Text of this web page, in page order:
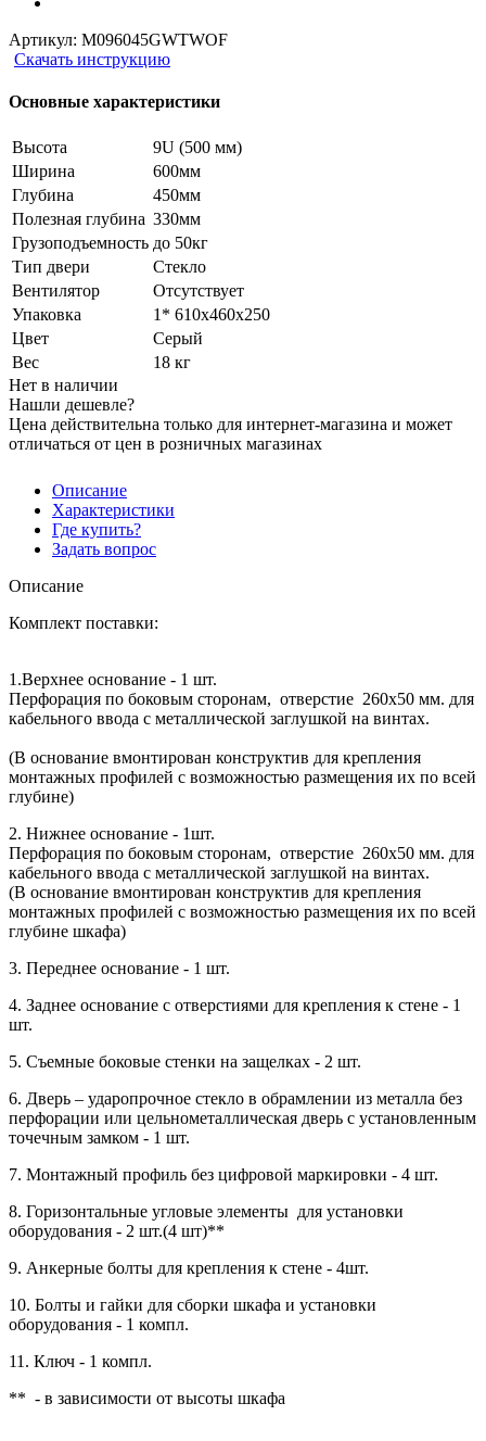
Артикул: M096045GWTWOF
Скачать инструкцию
Основные характеристики
Высота
9U (500 мм)
Ширина
600мм
Глубина
450мм
Полезная глубина 330мм
Грузоподъемность до 50кг
Тип двери
Стекло
Вентилятор
Отсутствует
Упаковка
1* 610х460х250
Цвет
Серый
Вес
18 кг
Нет в наличии
Нашли дешевле?
Цена действительна только для интернет-магазина и может
отличаться от цен в розничных магазинах
Описание
Характеристики
Где купить?
Задать вопрос
Описание
Комплект поставки:
1.Верхнее основание - 1 шт.
Перфорация по боковым сторонам, отверстие 260х50 мм. для
кабельного ввода с металлической заглушкой на винтах.
(В основание вмонтирован конструктив для крепления
монтажных профилей с возможностью размещения их по всей
глубине)
2. Нижнее основание - 1шт.
Перфорация по боковым сторонам, отверстие 260х50 мм. для
кабельного ввода с металлической заглушкой на винтах.
(В основание вмонтирован конструктив для крепления
монтажных профилей с возможностью размещения их по всей
глубине шкафа)
3. Переднее основание - 1 шт.
4. Заднее основание с отверстиями для крепления к стене - 1
шт.
5. Съемные боковые стенки на защелках - 2 шт.
6. Дверь – ударопрочное стекло в обрамлении из металла без
перфорации или цельнометаллическая дверь с установленным
точечным замком - 1 шт.
7. Монтажный профиль без цифровой маркировки - 4 шт.
8. Горизонтальные угловые элементы для установки
оборудования - 2 шт.(4 шт)**
9. Анкерные болты для крепления к стене - 4шт.
10. Болты и гайки для сборки шкафа и установки
оборудования - 1 компл.
11. Ключ - 1 компл.
** - в зависимости от высоты шкафа